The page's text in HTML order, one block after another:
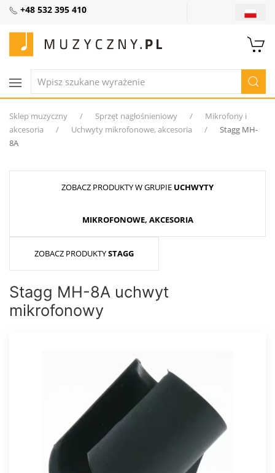
+48 532 395 410
Sklep muzyczny Sprzęt nagłośnieniowy
Mikrofony i
akcesoria
Uchwyty mikrofonowe, akcesoria
Stagg MH-
8A
ZOBACZ PRODUKTY W GRUPIE UCHWYTY
MIKROFONOWE, AKCESORIA
ZOBACZ PRODUKTYSTAGG
Stagg MH-8A uchwyt
mikrofonowy